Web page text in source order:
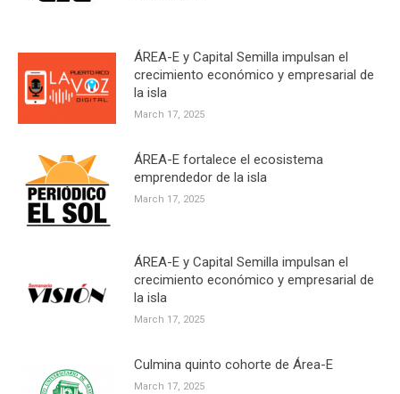
ÁREA-E y Capital Semilla impulsan el
crecimiento económico y empresarial de
la isla
March 17, 2025
ÁREA-E fortalece el ecosistema
emprendedor de la isla
March 17, 2025
ÁREA-E y Capital Semilla impulsan el
crecimiento económico y empresarial de
la isla
March 17, 2025
Culmina quinto cohorte de Área-E
March 17, 2025